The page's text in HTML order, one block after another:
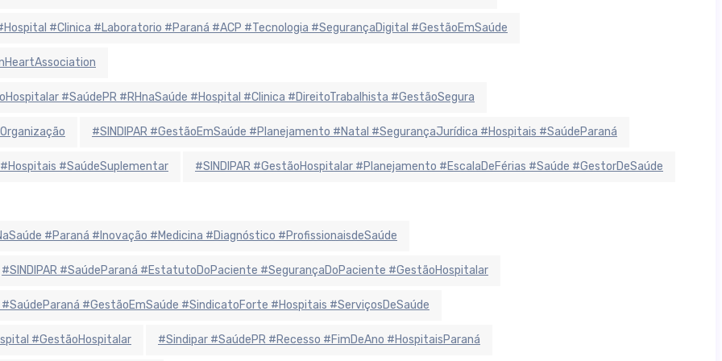
#Clinica #Laboratorio #Paraná #ACP #Tecnologia #SegurançaDigital #GestãoEmSaúde
#SaúdePR #RHnaSaúde #Hospital #Clinica #DireitoTrabalhista #GestãoSegura
#SINDIPAR #GestãoEmSaúde #Planejamento #Natal #SegurançaJurídica #Hospitais #SaúdeParaná
#SaúdeSuplementar #SINDIPAR #GestãoHospitalar #Planejamento #EscalaDeFérias #Saúde #GestorDeSaúde
#Paraná #Inovação #Medicina #Diagnóstico #ProfissionaisdeSaúde
#SINDIPAR #SaúdeParaná #EstatutoDoPaciente #SegurançaDoPaciente #GestãoHospitalar
#SaúdeParaná #GestãoEmSaúde #SindicatoForte #Hospitais #ServiçosDeSaúde
#GestãoHospitalar #Sindipar #SaúdePR #Recesso #FimDeAno #HospitaisParaná